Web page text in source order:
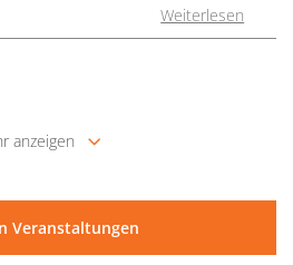
Weiterlesen
anzeigen
Veranstaltungen